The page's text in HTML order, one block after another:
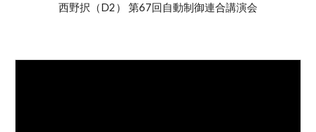
西野択 （D2 ） 第67回自動制御連合講演会